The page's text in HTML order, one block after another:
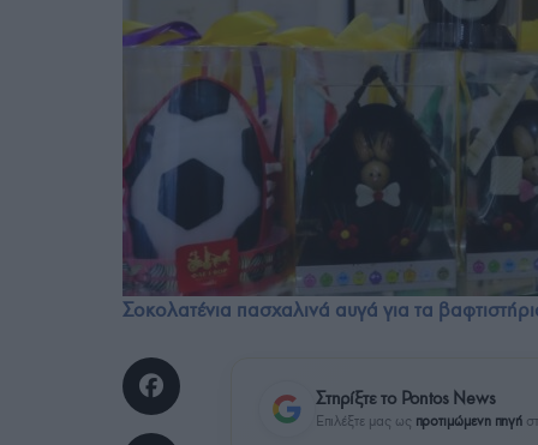
Σοκολατένια πασχαλινά αυγά για τα
Στηρίξτε το Pontos News
Επιλέξτε μας ως προτιμώμενη πηγή